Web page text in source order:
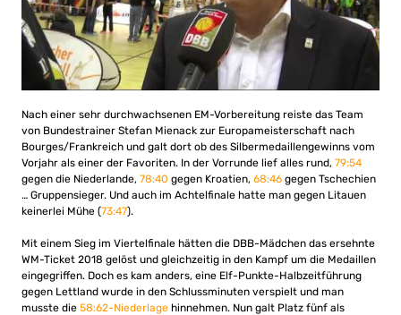
Nach einer sehr durchwachsenen EM-Vorbereitung reiste das Team
von Bundestrainer Stefan Mienack zur Europameisterschaft nach
Bourges/Frankreich und galt dort ob des Silbermedaillengewinns vom
Vorjahr als einer der Favoriten. In der Vorrunde lief alles rund, 79:54
gegen die Niederlande, 78:40 gegen Kroatien, 68:46 gegen Tschechien
… Gruppensieger. Und auch im Achtelfinale hatte man gegen Litauen
keinerlei Mühe (73:47).
Mit einem Sieg im Viertelfinale hätten die DBB-Mädchen das ersehnte
WM-Ticket 2018 gelöst und gleichzeitig in den Kampf um die Medaillen
eingegriffen. Doch es kam anders, eine Elf-Punkte-Halbzeitführung
gegen Lettland wurde in den Schlussminuten verspielt und man
musste die 58:62-Niederlage hinnehmen. Nun galt Platz fünf als